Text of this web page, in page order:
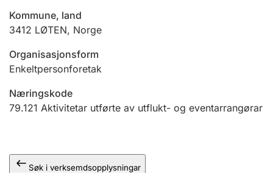
Ektepaktrettleiaren
Andre tema
Kommune, land
3412 LØTEN, Norge
Organisasjonsform
Enkeltpersonforetak
Næringskode
79.121 Aktivitetar utførte av utflukt- og eventarrangørar
Søk i verksemdsopplysningar